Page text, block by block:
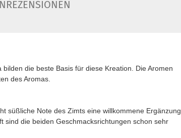
die beste Basis für diese Kreation. Die Aromen
des Aromas.
süßliche Note des Zimts eine willkommene Ergänzung
sind die beiden Geschmacksrichtungen schon sehr